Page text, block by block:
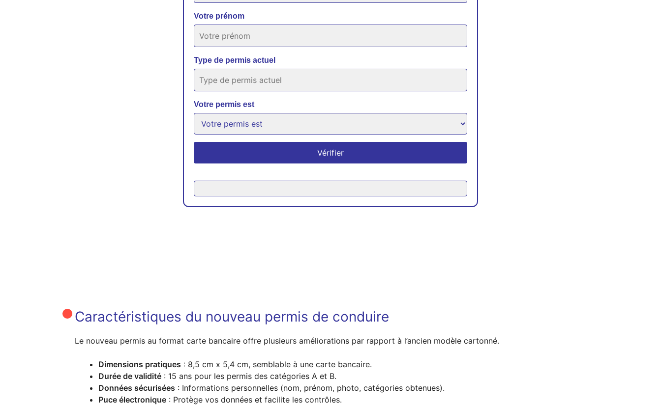
Votre prénom
Type de permis actuel
Votre permis est
Vérifier
Caractéristiques du nouveau permis de conduire
Le nouveau permis au format carte bancaire offre plusieurs améliorations par rapport à l’ancien modèle cartonné.
Dimensions pratiques : 8,5 cm x 5,4 cm, semblable à une carte bancaire.
Durée de validité : 15 ans pour les permis des catégories A et B.
Données sécurisées : Informations personnelles (nom, prénom, photo, catégories obtenues).
Puce électronique : Protège vos données et facilite les contrôles.